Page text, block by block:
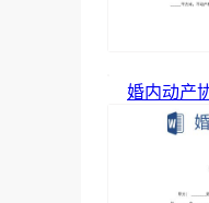
婚内动产